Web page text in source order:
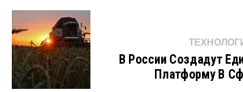
В России Создадут
Платформу В